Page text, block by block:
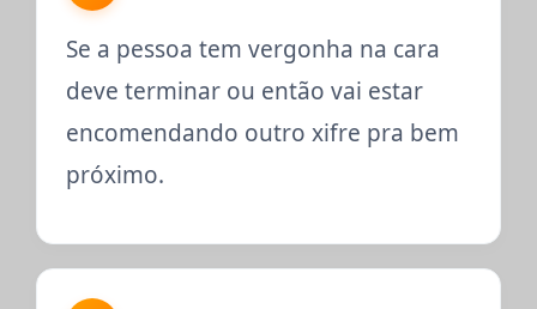
Se a pessoa tem vergonha na cara
deve terminar ou então vai estar
encomendando outro xifre pra bem
próximo.